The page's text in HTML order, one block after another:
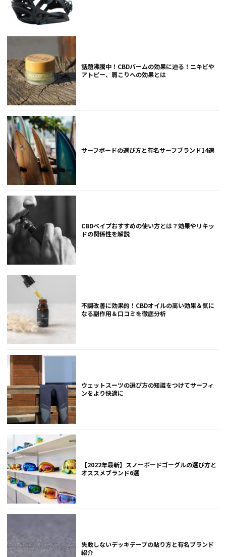
話題沸騰中！CBDバームの効果に迫る！ニキビや
アトピー、肩こりへの効果とは
サーフボードの選び方と有名サーフブランド14選
CBDベイプおすすめの使い方とは？効果やリキッ
ドの関係性を解説
不調改善に効果的！CBDオイルの高い効果＆気に
なる副作用＆口コミを徹底分析
ウェットスーツの選び方の知識をつけてサーフィ
ンをより快適に
【2022年最新】スノーボードゴーグルの選び方と
オススメブランド6選
失敗しないデッキテープの貼り方と有名ブランド
紹介